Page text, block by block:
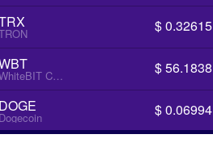
$ 0.32615
WhiteBIT Coin $ 56.1838
$ 0.06994